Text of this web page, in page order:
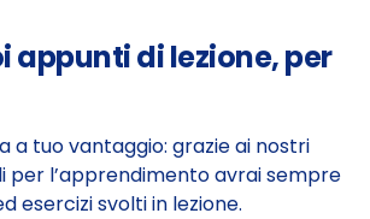
appunti di lezione, per
a tuo vantaggio: grazie ai nostri
per l’apprendimento avrai sempre
esercizi svolti in lezione.